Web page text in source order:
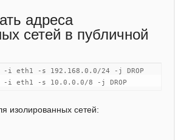
адреса
сетей в публичной
-i eth1 -s 192.168.0.0/24 -j DROP
-i eth1 -s 10.0.0.0/8 -j DROP
изолированных сетей: